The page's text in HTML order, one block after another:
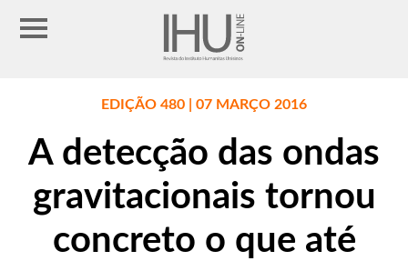
EDIÇÃO 480 | 07 MARÇO 2016
A detecção das ondas
gravitacionais tornou
concreto o que até